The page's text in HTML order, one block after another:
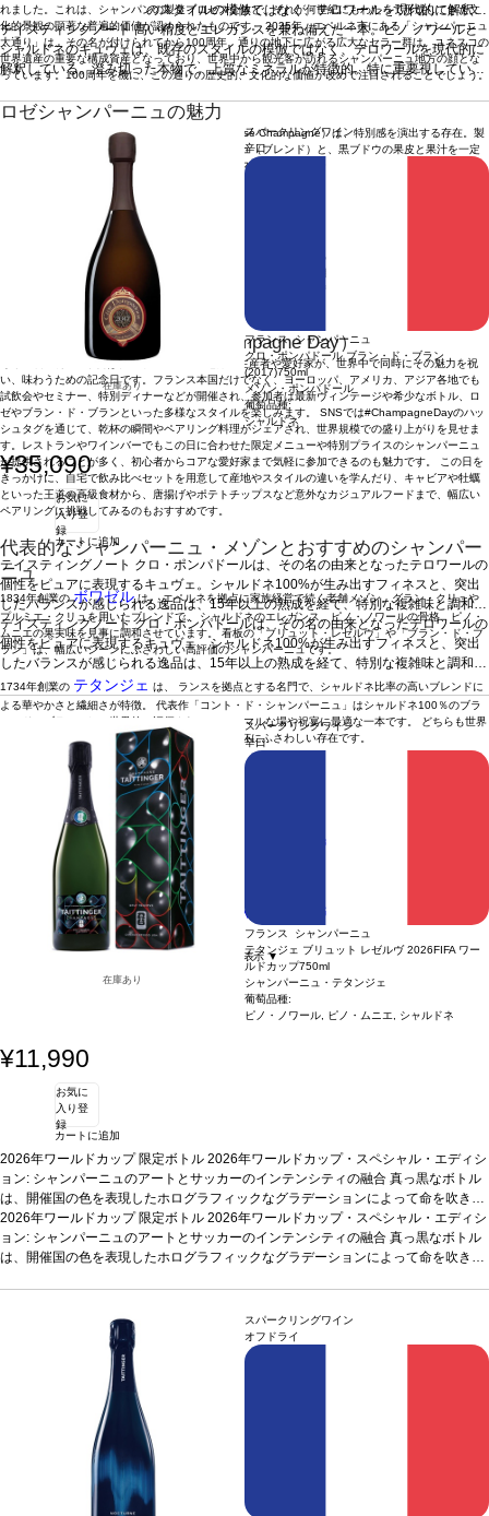
れました。これは、シャンパンの製造プロセス全体と、それが何世紀にもわたって形成してきた文
化的景観の顕著な普遍的価値が認められたものです。 2025年、エペルネ市にある「シャンパーニュ
大通り」は、その名が付けられてから100周年。通りの地下に広がる広大なセラー群は、ユネスコの
世界遺産の重要な構成資産となっており、世界中から観光客が訪れるシャンパーニュ地方の顔とな
っています。100周年を機に、この通りの歴史的、文化的な価値が改めて注目されることでしょう。
ロゼシャンパーニュの魅力
華やかな色合いが美しいロゼシャンパーニュ（Rosé Champagne）は、特別感を演出する存在。製
法には、赤ワインを少量加えるアッサンブラージュ（ブレンド）と、黒ブドウの果皮と果汁を一定
時間接触させ色を抽出するセニエ法があります。ストロベリーやラズベリーのような赤い果実の香
りが豊かで、軽やかなものから力強いものまでスタイルはさまざま。魚介、鴨肉、トマトベースの
料理、さらにはデザートとも好相性です。
シャンパーニュの楽しみ方
結婚式や年末年始など特別な場面に欠かせない存在ですが、手ごろな価格のワインもあり、日常の
食事にも取り入れられます。 キャビアや牡蠣などの高級食材との相性はもちろん、フライドチキン
やポテトチップスといったカジュアルな料理ともよく合います。デザートでは、ストロベリーやク
リームを使ったスイーツが果実味を引き立てます。
シャンパーニュ・デー（Champagne Day）
毎年10月の第4金曜日は、シャンパーニュ地方の生産者や愛好家が、世界中で同時にその魅力を祝
い、味わうための記念日です。フランス本国だけでなく、ヨーロッパ、アメリカ、アジア各地でも
試飲会やセミナー、特別ディナーなどが開催され、参加者は最新ヴィンテージや希少なボトル、ロ
ゼやブラン・ド・ブランといった多様なスタイルを楽しみます。 SNSでは#ChampagneDayのハッ
シュタグを通じて、乾杯の瞬間やペアリング料理がシェアされ、世界規模での盛り上がりを見せま
す。レストランやワインバーでもこの日に合わせた限定メニューや特別プライスのシャンパーニュ
が提供されることが多く、初心者からコアな愛好家まで気軽に参加できるのも魅力です。 この日を
きっかけに、自宅で飲み比べセットを用意して産地やスタイルの違いを学んだり、キャビアや牡蠣
といった王道の高級食材から、唐揚げやポテトチップスなど意外なカジュアルフードまで、幅広い
ペアリングに挑戦してみるのもおすすめです。
代表的なシャンパーニュ・メゾンとおすすめのシャンパー
ニュ
1834年創業のボワゼルは、 エペルネを拠点に家族経営で続く老舗メゾン。グラン・クリュや
プルミエ・クリュを用いたブレンドで、 シャルドネのエレガンス、ピノ・ノワールの骨格、ピノ・
ムニエの果実味を見事に調和させています。 看板の「ブリュット・レゼルヴ」や「ブラン・ド・ブ
ラン」は、幅広いシーンにふさわしい高評価のシャンパーニュです。
1734年創業の テタンジェ は、 ランスを拠点とする名門で、シャルドネ比率の高いブレンドに
よる華やかさと繊細さが特徴。 代表作「コント・ド・シャンパーニュ」はシャルドネ100％のブラ
ン・ド・ブランとして世界的に評価され、 フォーマルな場や祝宴に最適な一本です。 どちらも世界
的に名高いメゾンであり、ギフトや特別な日の乾杯にふさわしい存在です。
オススメのシャンパーニュ
ボワゼル ブリュット レゼルヴ
ボワゼル ロゼ・アプソリュ
ボワゼル シャンパーニュ ジョワイヨ・ドゥ・フランス (2004)
テタンジェ ブリュット ミレジメ (2015)”
テタンジェ ノクターン・ブラン・セック”
テタンジェ コント・ドゥ・シャンパーニュ ブラン・ドゥ・ブラン
続きを表示 ▼
のスタイルの模倣ではなく、テロワールを現代的に解釈し
ている。澄み切った本物で、上質なミネラルが特徴的。特
に重要視しているのはドサージュ。陶器の容器で熟成した
クロのワインをドサージュし、シャンパーニュにボリュー
いる。活気とコクのバランスは完璧な逸品。
ノ・ノワール 60%、シャルドネ 40%
テイスティングノート高い精度とエレガンスを兼ね備えた一本。ピノ ノワールと
シャルドネのキュヴェは、既存のスタイルの模倣ではなく、テロワールを現代的に
解釈している。澄み切った本物で、上質なミネラルが特徴的。特に重要視している
ニュにボリューム感を与え、フレッシュさやストラクチャーをもたらしている。活
気とコクのバランスは完璧な逸品。
葡萄品種ピノ・ノワール 60%、シャルドネ 4
在庫あり
スパークリングワイン
辛口
フランス シャンパーニュ
クロ・ポンパドール ブラン・ド・ブラン
(2017)750ml
メゾン・ポンパドール
葡萄品種:
シャルドネ
¥35,090
お気に
入り登
録
カートに追加
テイスティングノート クロ・ポンパドールは、その名の由来となったテロワールの
個性をピュアに表現するキュヴェ。シャルドネ100%が生み出すフィネスと、突出
したバランスが感じられる逸品は、15年以上の熟成を経て、特別な複雑味と調和の
とれたストラクチャーを備えている。葡萄品種シャルドネ
テイスティングノートクロ・ポンパドールは、その名の由来となったテロワールの
個性をピュアに表現するキュヴェ。シャルドネ100%が生み出すフィネスと、突出
したバランスが感じられる逸品は、15年以上の熟成を経て、特別な複雑味と調和の
とれたストラクチャーを備えている。葡萄品種シャルドネ
在庫あり
スパークリングワイン
辛口
フランス シャンパーニュ
テタンジェ ブリュット レゼルヴ 2026FIFA ワー
ルドカップ750ml
シャンパーニュ・テタンジェ
葡萄品種:
ピノ・ノワール, ピノ・ムニエ, シャルドネ
¥11,990
お気に
入り登
録
カートに追加
2026年ワールドカップ 限定ボトル 2026年ワールドカップ・スペシャル・エディシ
ョン: シャンパーニュのアートとサッカーのインテンシティの融合真っ黒なボトル
は、開催国の色を表現したホログラフィックなグラデーションによって命を吹き込
んでいる。カナダは赤、メキシコは緑、アメリカ合衆国は青ー結束とチームワーク
を象徴している ボールの動きとサッカーボールのステッチを彷彿とさせるデザイ
ン。鮮やかなテクスチャーとホログラフィック効果で際立たせている。 視覚的なエ
スポーツのアドレナリンを讃える一本です。 葡萄品種ピノ・ノワール / ピノ・ムニ
エ 60%、シャルドネ 40%
2026年ワールドカップ 限定ボトル 2026年ワールドカップ・スペシャル・エディシ
ョン: シャンパーニュのアートとサッカーのインテンシティの融合真っ黒なボトル
は、開催国の色を表現したホログラフィックなグラデーションによって命を吹き込
ン。鮮やかなテクスチャーとホログラフィック効果で際立たせている。 視覚的なエ
ネルギーは、ピンボールゲームの緊張感、スピード感、壮観さ、そして試合の臨場
単なるシャンパーニュ・ボトルではありません。 普遍的な情熱と
スポーツのアドレナリンを讃える一本です。
エ 60%、シャルドネ 40%
スパークリングワイン
オフドライ